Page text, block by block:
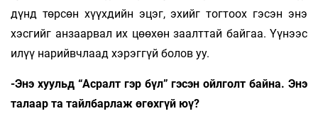
дүнд төрсөн хүүхдийн эцэг, эхийг тогтоох гэсэн энэ
хэсгийг анзаарвал их цөөхөн заалттай байгаа. Үүнээс
илүү нарийвчлаад хэрэггүй болов уу.
-Энэ хуульд “Асралт гэр бүл” гэсэн ойлголт байна. Энэ
талаар та тайлбарлаж өгөхгүй юү?